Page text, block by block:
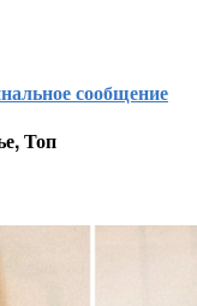
сообщение
Топ